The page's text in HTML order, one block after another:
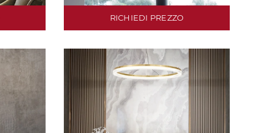
RICHIEDI PREZZO